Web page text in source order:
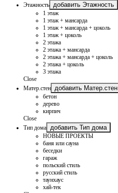
Этажность добавить Этажность
1 этаж
1 этаж + мансарда
1 этаж + мансарда + цоколь
1 этаж + цоколь
2 этажа
2 этажа + мансарда
2 этажа + мансарда + цоколь
2 этажа + цоколь
3 этажа
Close
Матер.стен добавить Матер.стен
бетон
дерево
кирпич
Close
Тип дома добавить Тип дома
НОВЫЕ ПРОЕКТЫ
баня или сауна
беседки
гараж
польский стиль
русский стиль
таунхаус
хай-тек